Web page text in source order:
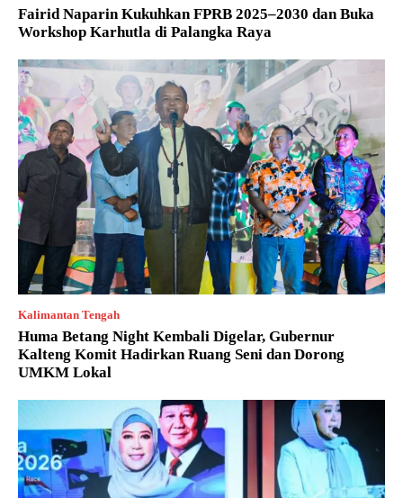
Fairid Naparin Kukuhkan FPRB 2025–2030 dan Buka
Workshop Karhutla di Palangka Raya
Kalimantan Tengah
Huma Betang Night Kembali Digelar, Gubernur
Kalteng Komit Hadirkan Ruang Seni dan Dorong
UMKM Lokal